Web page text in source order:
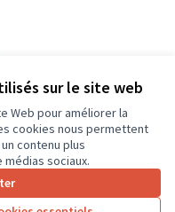
sur le site web
Web pour améliorer la
cookies nous permettent
contenu plus
sociaux.